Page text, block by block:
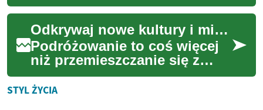
większą popularność jako
sposób na elastyczne
podróżowanie i komfort...
Odkrywaj nowe kultury i miejsca na świecie
Podróżowanie to coś więcej
niż przemieszczanie się z
miejsca na miejsce; to
niepowtarzalna szansa na
STYL ŻYCIA